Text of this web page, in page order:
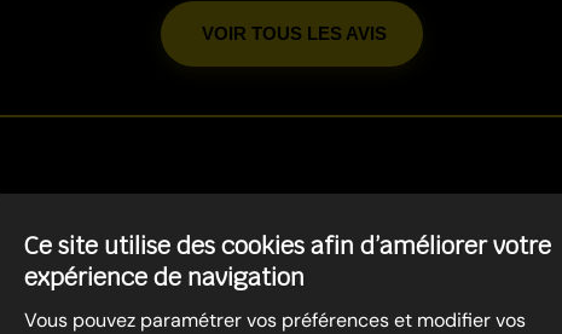
VOIR TOUS LES AVIS
CHENILLES
13850
Ce site utilise des cookies afin d’améliorer votre
expérience de navigation
Vous pouvez paramétrer vos préférences et modifier vos